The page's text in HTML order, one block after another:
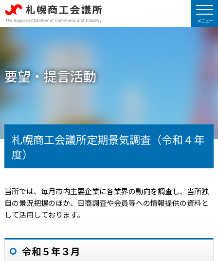
要望・提言活動
札幌商工会議所定期景気調査（令和４年
度）
当所では、毎月市内主要企業に各業界の動向を調査し、当所独
自の景況把握のほか、日商調査や会員等への情報提供の資料と
して活用しております。
令和５年３月